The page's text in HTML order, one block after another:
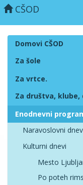
CŠOD
Domovi CŠOD
Za šole
Za vrtce.
Za društva,
Enodnevni
Naravoslovni
Kulturni dnevi
Mesto
Po poteh